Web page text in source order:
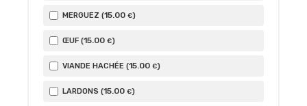
MERGUEZ (15.00 €)
ŒUF (15.00 €)
VIANDE HACHÉE (15.00 €)
LARDONS (15.00 €)